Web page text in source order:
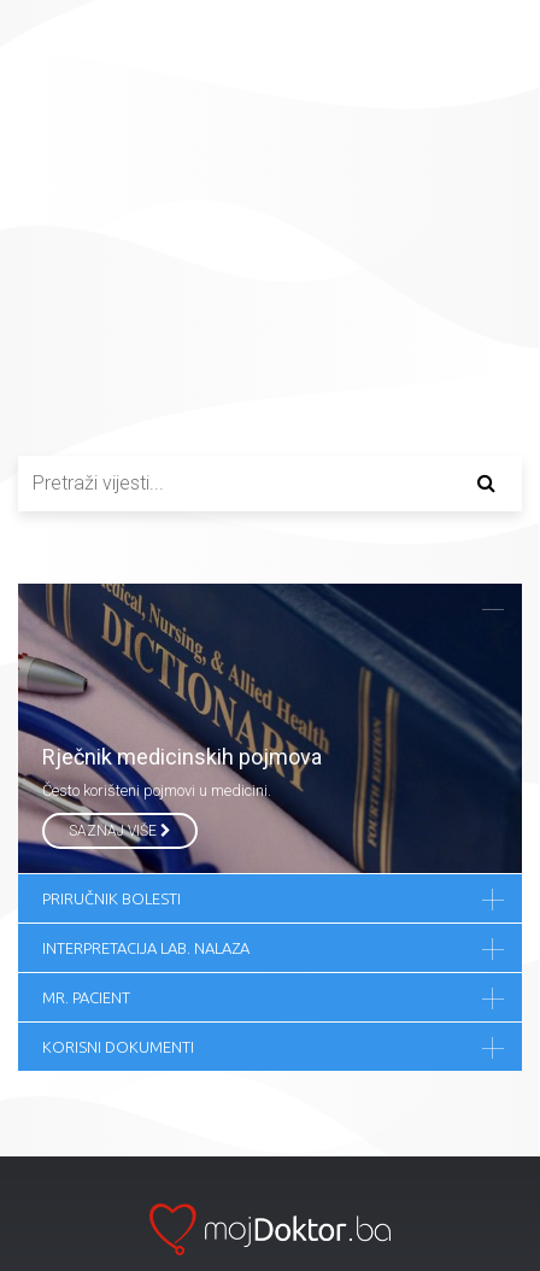
Rječnik medicinskih pojmova
Često korišteni pojmovi u medicini.
SAZNAJ VIŠE
PRIRUČNIK BOLESTI
INTERPRETACIJA LAB. NALAZA
MR. PACIENT
KORISNI DOKUMENTI